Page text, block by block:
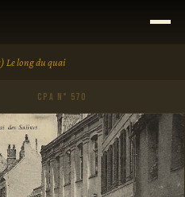
Le long du quai
CPA N° 570